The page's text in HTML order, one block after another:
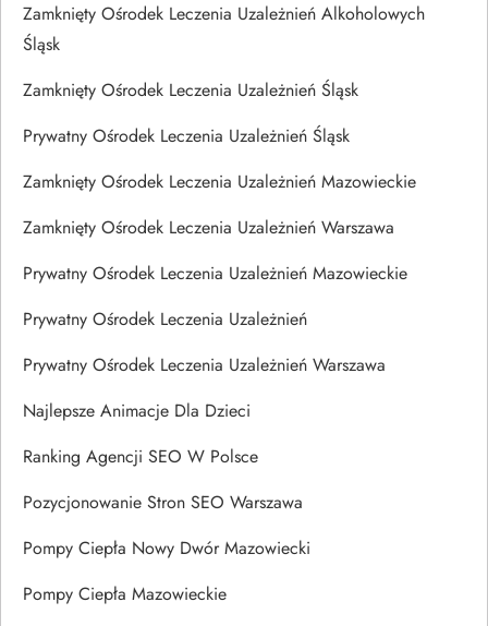
Zamknięty Ośrodek Leczenia Uzależnień Alkoholowych
Śląsk
Zamknięty Ośrodek Leczenia Uzależnień Śląsk
Prywatny Ośrodek Leczenia Uzależnień Śląsk
Zamknięty Ośrodek Leczenia Uzależnień Mazowieckie
Zamknięty Ośrodek Leczenia Uzależnień Warszawa
Prywatny Ośrodek Leczenia Uzależnień Mazowieckie
Prywatny Ośrodek Leczenia Uzależnień
Prywatny Ośrodek Leczenia Uzależnień Warszawa
Najlepsze Animacje Dla Dzieci
Ranking Agencji SEO W Polsce
Pozycjonowanie Stron SEO Warszawa
Pompy Ciepła Nowy Dwór Mazowiecki
Pompy Ciepła Mazowieckie